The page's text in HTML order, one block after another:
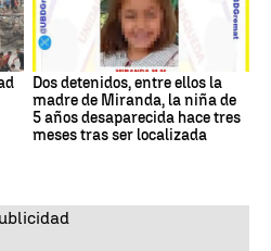
Dos detenidos, entre ellos la
madre de Miranda, la niña de
5 años desaparecida hace tres
meses tras ser localizada